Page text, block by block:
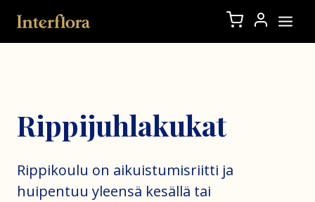
Rippijuhlakukat
Rippikoulu on aikuistumisriitti ja
huipentuu yleensä kesällä tai